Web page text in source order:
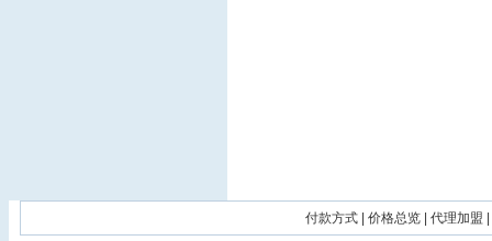
付款方式 价格总览 代理加盟